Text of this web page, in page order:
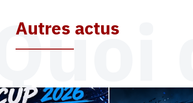
Autres actus
Quoi